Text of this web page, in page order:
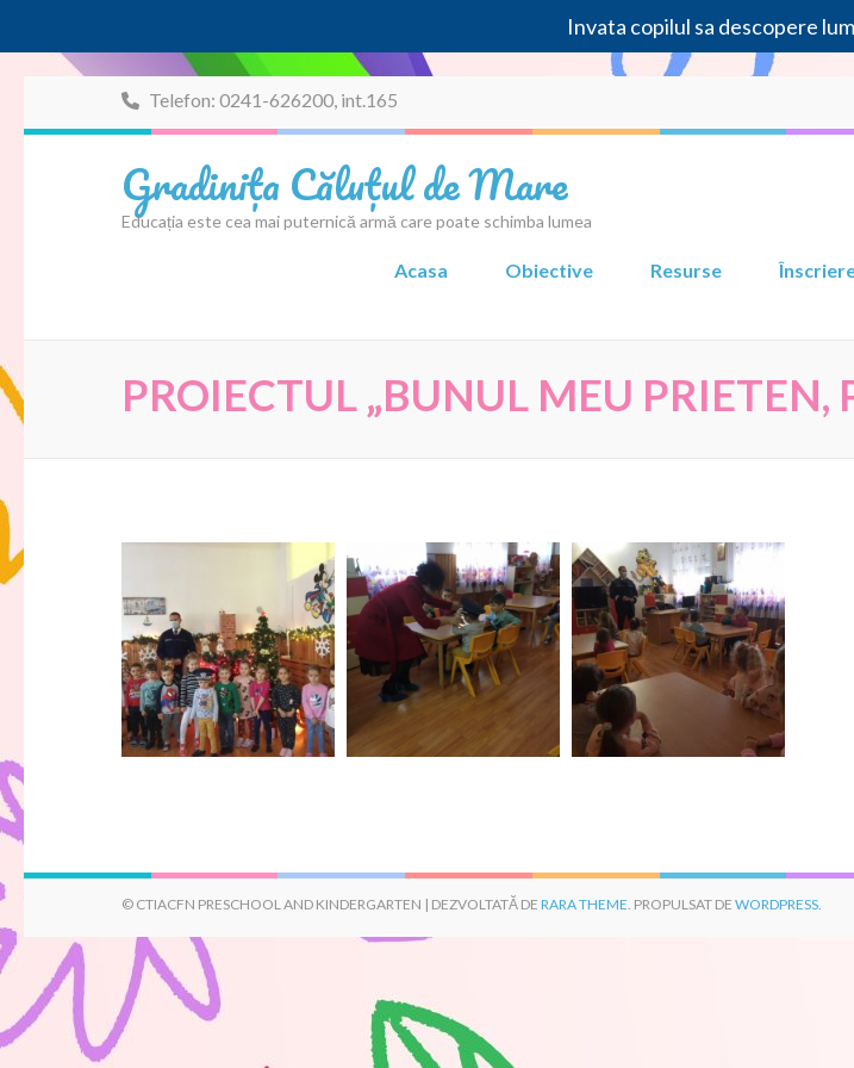
Invata copilul sa descopere
Telefon: 0241-626200, int.165
Gradinița Căluțul de Mare
Educația este cea mai puternică armă care poate schimba lumea
Acasa Obiective Resurse
PROIECTUL „BUNUL MEU PRIETEN,
© CTIACFN PRESCHOOL AND KINDERGARTEN | DEZVOLTATĂ DE RARA THEME. PROPULSAT DE WORDPRESS.